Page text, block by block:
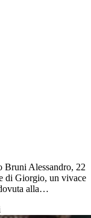
Bruni Alessandro, 22
di Giorgio, un vivace
alla…